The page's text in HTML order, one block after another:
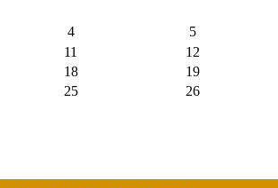
4
5
11
12
18
19
25
26